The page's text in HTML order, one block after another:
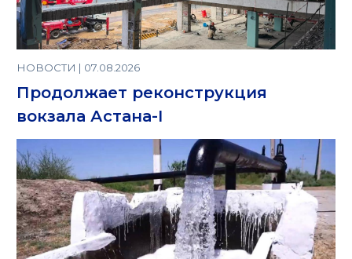
НОВОСТИ | 07.08.2026
Продолжает реконструкция
вокзала Астана-I